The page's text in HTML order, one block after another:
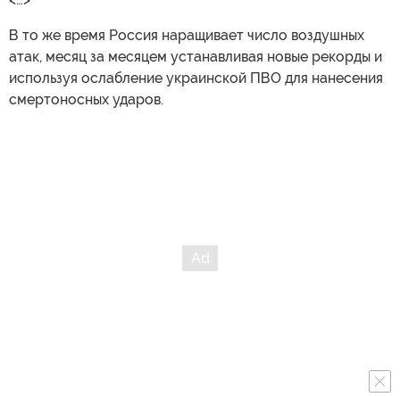
В то же время Россия наращивает число воздушных
атак, месяц за месяцем устанавливая новые рекорды и
используя ослабление украинской ПВО для нанесения
смертоносных ударов.